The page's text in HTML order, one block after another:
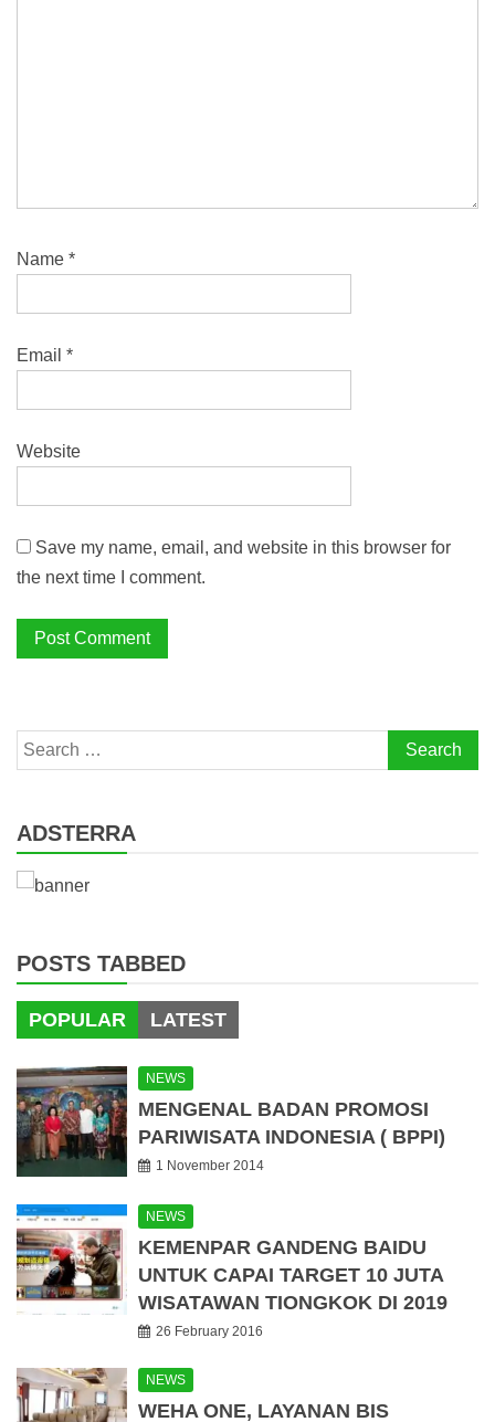
Name *
Email *
Website
Save my name, email, and website in this browser for
the next time I comment.
Search
for:
ADSTERRA
POSTS TABBED
POPULAR LATEST
NEWS
MENGENAL BADAN PROMOSI
PARIWISATA INDONESIA ( BPPI)
1 November 2014
NEWS
KEMENPAR GANDENG BAIDU
UNTUK CAPAI TARGET 10 JUTA
WISATAWAN TIONGKOK DI 2019
26 February 2016
NEWS
WEHA ONE, LAYANAN BIS